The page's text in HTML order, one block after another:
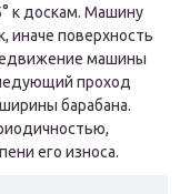
к доскам. Машину
иначе поверхность
машины
проход
барабана.
его износа.